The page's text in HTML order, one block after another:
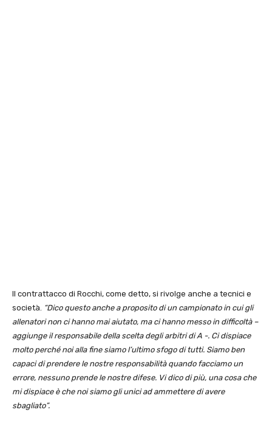
Il contrattacco di Rocchi, come detto, si rivolge anche a tecnici e
società. “Dico questo anche a proposito di un campionato in cui gli
allenatori non ci hanno mai aiutato, ma ci hanno messo in difficoltà –
aggiunge il responsabile della scelta degli arbitri di A -. Ci dispiace
molto perché noi alla fine siamo l’ultimo sfogo di tutti. Siamo ben
capaci di prendere le nostre responsabilità quando facciamo un
errore, nessuno prende le nostre difese. Vi dico di più, una cosa che
mi dispiace è che noi siamo gli unici ad ammettere di avere
sbagliato”.